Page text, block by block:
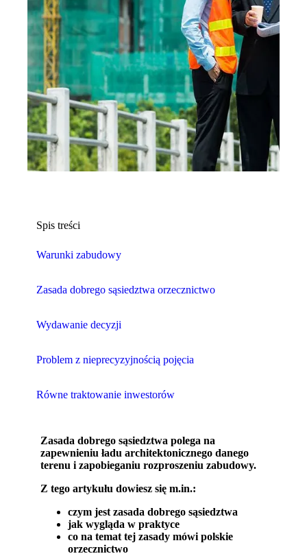
Spis treści
Warunki zabudowy
Zasada dobrego sąsiedztwa orzecznictwo
Wydawanie decyzji
Problem z nieprecyzyjnością pojęcia
Równe traktowanie inwestorów
Zasada dobrego sąsiedztwa polega na
zapewnieniu ładu architektonicznego danego
terenu i zapobieganiu rozproszeniu zabudowy.
Z tego artykułu dowiesz się m.in.:
czym jest zasada dobrego sąsiedztwa
jak wygląda w praktyce
co na temat tej zasady mówi polskie
orzecznictwo